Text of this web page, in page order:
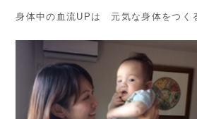
身体中の血流UPは 元気な身体をつく